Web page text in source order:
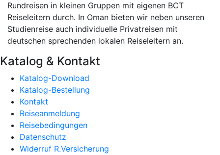
Rundreisen in kleinen Gruppen mit eigenen BCT
Reiseleitern durch. In Oman bieten wir neben unseren
Studienreise auch individuelle Privatreisen mit
deutschen sprechenden lokalen Reiseleitern an.
Katalog & Kontakt
Katalog-Download
Katalog-Bestellung
Kontakt
Reiseanmeldung
Reisebedingungen
Datenschutz
Widerruf R.Versicherung